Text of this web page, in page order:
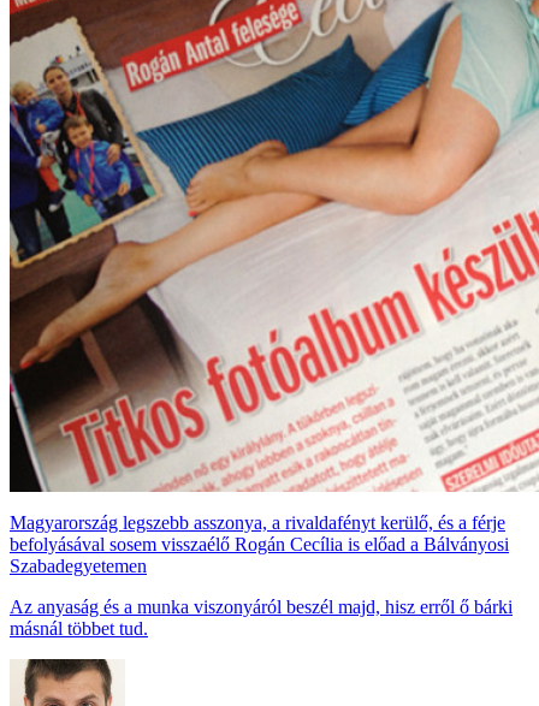
Magyarország legszebb asszonya, a rivaldafényt kerülő, és a férje
befolyásával sosem visszaélő Rogán Cecília is előad a Bálványosi
Szabadegyetemen
Az anyaság és a munka viszonyáról beszél majd, hisz erről ő bárki
másnál többet tud.